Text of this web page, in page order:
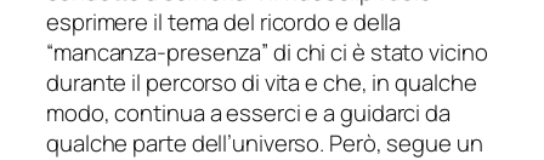
esprimere il tema del ricordo e della
“mancanza-presenza” di chi ci è stato vicino
durante il percorso di vita e che, in qualche
modo, continua a esserci e a guidarci da
qualche parte dell’universo. Però, segue un